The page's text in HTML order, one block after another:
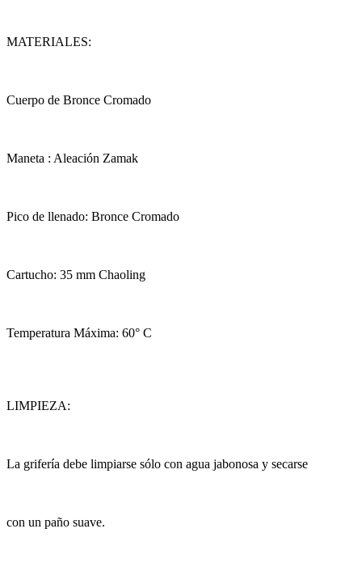
MATERIALES:
Cuerpo de Bronce Cromado
Maneta : Aleación Zamak
Pico de llenado: Bronce Cromado
Cartucho: 35 mm Chaoling
Temperatura Máxima: 60° C
LIMPIEZA:
La grifería debe limpiarse sólo con agua jabonosa y secarse
con un paño suave.